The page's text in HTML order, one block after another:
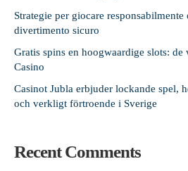
Strategie per giocare
divertimento sicuro
Gratis spins en hoogwaardige slots:
Casino
Casinot Jubla erbjuder lockande spel,
och verkligt förtroende i Sverige
Recent Comments